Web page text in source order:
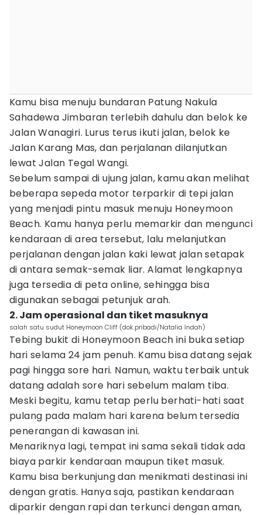
Kamu bisa menuju bundaran Patung Nakula
Sahadewa Jimbaran terlebih dahulu dan belok ke
Jalan Wanagiri. Lurus terus ikuti jalan, belok ke
Jalan Karang Mas, dan perjalanan dilanjutkan
lewat Jalan Tegal Wangi.
Sebelum sampai di ujung jalan, kamu akan melihat
beberapa sepeda motor terparkir di tepi jalan
yang menjadi pintu masuk menuju Honeymoon
Beach. Kamu hanya perlu memarkir dan mengunci
kendaraan di area tersebut, lalu melanjutkan
perjalanan dengan jalan kaki lewat jalan setapak
di antara semak-semak liar. Alamat lengkapnya
juga tersedia di peta online, sehingga bisa
digunakan sebagai petunjuk arah.
2. Jam operasional dan tiket masuknya
salah satu sudut Honeymoon Cliff (dok.pribadi/Natalia Indah)
Tebing bukit di Honeymoon Beach ini buka setiap
hari selama 24 jam penuh. Kamu bisa datang sejak
pagi hingga sore hari. Namun, waktu terbaik untuk
datang adalah sore hari sebelum malam tiba.
Meski begitu, kamu tetap perlu berhati-hati saat
pulang pada malam hari karena belum tersedia
penerangan di kawasan ini.
Menariknya lagi, tempat ini sama sekali tidak ada
biaya parkir kendaraan maupun tiket masuk.
Kamu bisa berkunjung dan menikmati destinasi ini
dengan gratis. Hanya saja, pastikan kendaraan
diparkir dengan rapi dan terkunci dengan aman,